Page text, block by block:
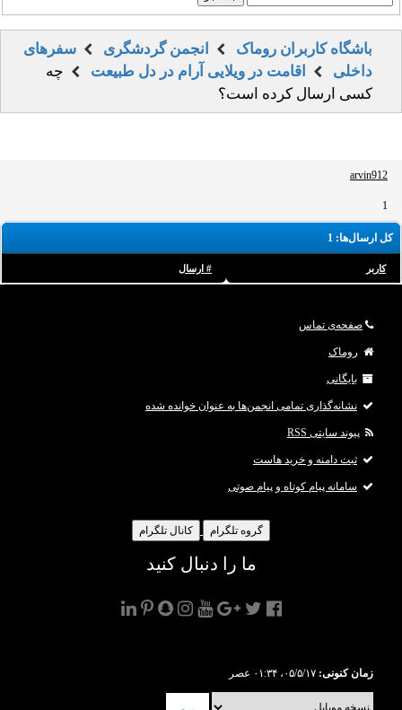
باشگاه کاربران روماک انجمن گردشگری
سفرهای
داخلی
اقامت در ویلایی آرام در دل طبیعت
چه
کسی ارسال کرده است؟
arvin912
1
کل ارسال‌ها: 1
کاربر # ارسال
صفحه‌ی تماس
روماک
بایگانی
نشانه‌گذاری تمامی انجمن‌ها به عنوان خوانده شده
پیوند سایتی RSS
ثبت دامنه و خرید هاست
سامانه پیام کوتاه و پیام صوتی
گروه تلگرام کانال تلگرام
ما را دنبال کنید
زمان کنونی: ۰۵/۵/۱۷، ۰۱:۳۴ عصر